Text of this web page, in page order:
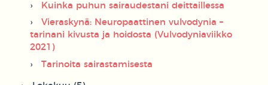
Kuinka puhun sairaudestani deittaillessa
Vieraskynä: Neuropaattinen vulvodynia –
tarinani kivusta ja hoidosta (Vulvodyniaviikko
2021)
Tarinoita sairastamisesta